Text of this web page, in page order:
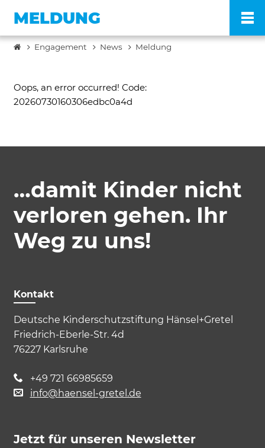
MELDUNG
Engagement News Meldung
Oops, an error occurred! Code:
20260730160306edbc0a4d
…damit Kinder nicht
verloren gehen. Ihr
Weg zu uns!
Kontakt
Deutsche Kinderschutzstiftung Hänsel+Gretel
Friedrich-Eberle-Str. 4d
76227 Karlsruhe
+49 721 66985659
info@haensel-gretel.de
Jetzt für unseren Newsletter
Notwendig
Website nutzbar zu machen sowie Zugriffe
auf sichere Bereiche unserer Website
ermöglichen.
Includes resources that make external